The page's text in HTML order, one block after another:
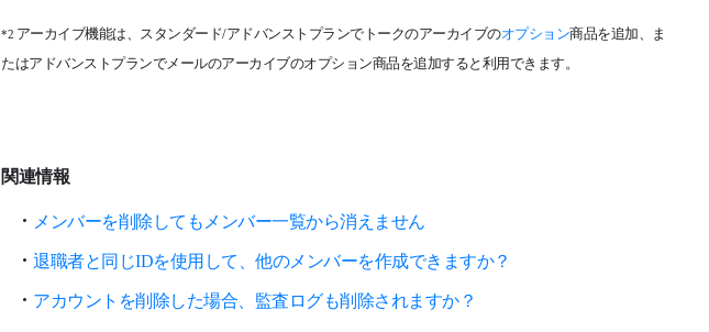
*2 アーカイブ機能は、スタンダード/アドバンストプランでトークのアーカイブのオプション商品を追加、ま
たはアドバンストプランでメールのアーカイブのオプション商品を追加すると利用できます。
関連情報
メンバーを削除してもメンバー一覧から消えません
退職者と同じIDを使用して、他のメンバーを作成できますか？
アカウントを削除した場合、監査ログも削除されますか？